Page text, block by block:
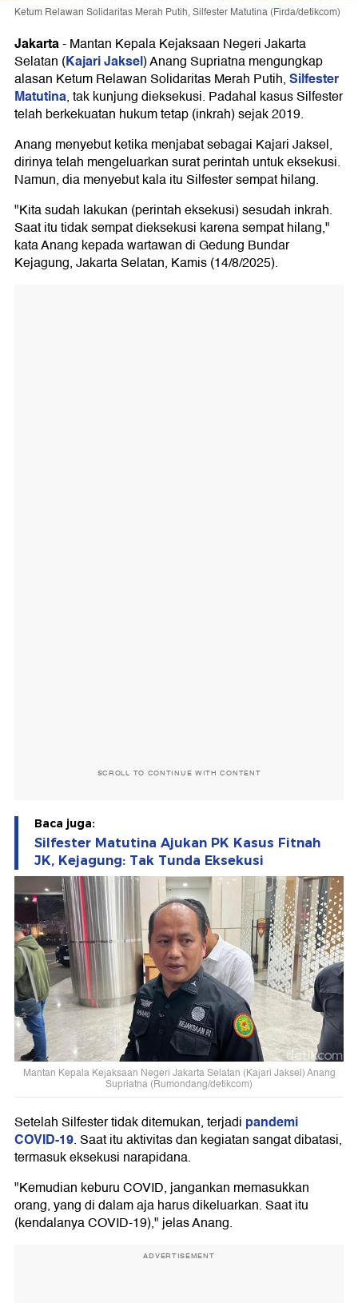
Ketum Relawan Solidaritas Merah Putih, Silfester Matutina (Firda/detikcom)
Jakarta-Mantan Kepala Kejaksaan Negeri Jakarta
Selatan (Kajari Jaksel) Anang Supriatna mengungkap
alasan Ketum Relawan Solidaritas Merah Putih,Silfester
Matutina, tak kunjung dieksekusi. Padahal kasus Silfester
telah berkekuatan hukum tetap (inkrah) sejak 2019.
Anang menyebut ketika menjabat sebagai Kajari Jaksel,
dirinya telah mengeluarkan surat perintah untuk eksekusi.
Namun, dia menyebut kala itu Silfester sempat hilang.
"Kita sudah lakukan (perintah eksekusi) sesudah inkrah.
Saat itu tidak sempat dieksekusi karena sempat hilang,"
kata Anang kepada wartawan di Gedung Bundar
Kejagung, Jakarta Selatan, Kamis (14/8/2025).
SCROLL TO CONTINUE WITH CONTENT
Baca juga:
Silfester Matutina Ajukan PK Kasus Fitnah
JK, Kejagung: Tak Tunda Eksekusi
Mantan Kepala Kejaksaan Negeri Jakarta Selatan (Kajari Jaksel) Anang
Supriatna (Rumondang/detikcom)
Setelah Silfester tidak ditemukan, terjadi pandemi
COVID-19. Saat itu aktivitas dan kegiatan sangat dibatasi,
termasuk eksekusi narapidana.
"Kemudian keburu COVID, jangankan memasukkan
orang, yang di dalam aja harus dikeluarkan. Saat itu
(kendalanya COVID-19)," jelas Anang.
ADVERTISEMENT